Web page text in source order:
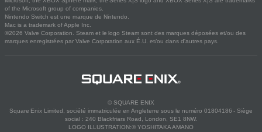
of the Microsoft group of companies.
Nintendo Switch est une marque de Nintendo.
Mac is a trademark of Apple Inc.
©2026 Valve Corporation. Steam et le logo Steam sont des marques déposées et/ou des
marques enregistrées par Valve Corporation aux É.U. et/ou dans d'autres pays.
© SQUARE ENIX
Square Enix Limited, société immatriculée en Angleterre sous le numéro 01804186 - Siège
social : 240 Blackfriars Road, London, SE1 8NW.
LOGO ILLUSTRATION:© YOSHITAKA AMANO